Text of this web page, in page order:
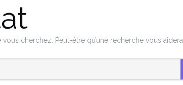
cherchez. Peut-être qu’une recherche vous aidera.